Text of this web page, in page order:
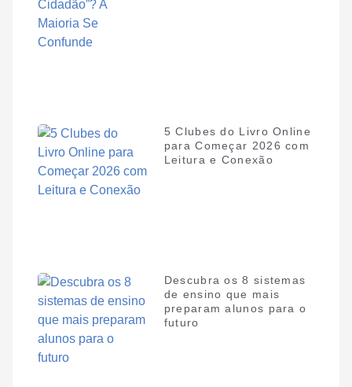
5 Clubes do Livro Online
para Começar 2026 com
Leitura e Conexão
Descubra os 8 sistemas
de ensino que mais
preparam alunos para o
futuro